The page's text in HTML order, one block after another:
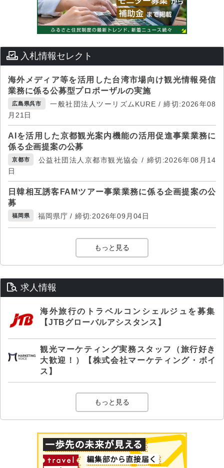
入札情報セレクト
海外メディア等を活用した台湾市場向け観光情報発信
業務に係る公募型プロポーザルの実施
広島県呉市
一般社団法人ツーリズムKURE / 締切:2026年08
月21日
AIを活用した京都観光案内機能の活用促進事業業務に
係る企画提案の公募
京都市
公益社団法人京都市観光協会 / 締切:2026年08月14
日
日韓相互誘客FAMツアー事業業務に係る企画提案の公
募
福岡県 福岡県庁 / 締切:2026年09月04日
もっと見る
求人情報
海外旅行のトラベルコンシェルジュを募集
【JTBグローバルアシスタンス】
観光マーケティング実務スタッフ（旅行好き
大歓迎！）【株式会社マーケティング・ボイ
ス】
もっと見る